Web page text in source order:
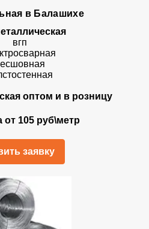
в Балашихе
вгп
оптом и в розницу
от 105 руб\метр
заявку